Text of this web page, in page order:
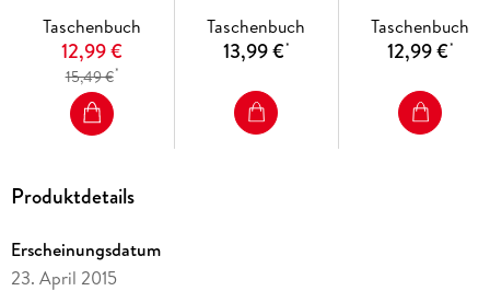
Taschenbuch
12,99 €
15,49 €*
Taschenbuch
13,99 €*
Taschenbuch
12,99 €*
Produktdetails
Erscheinungsdatum
23. April 2015